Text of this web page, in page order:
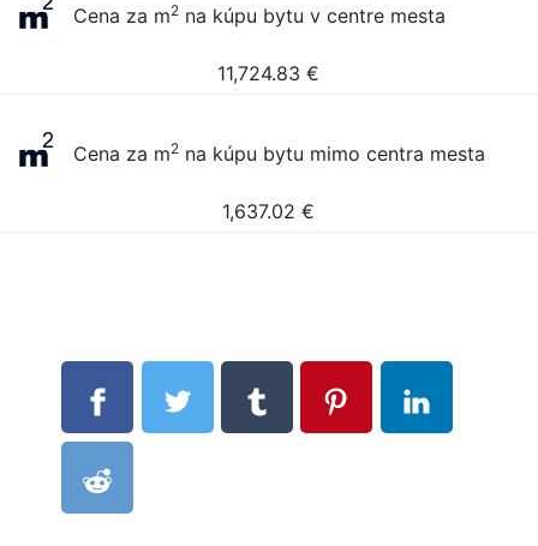
Cena za m2 na kúpu bytu v centre mesta
11,724.83 €
Cena za m2 na kúpu bytu mimo centra mesta
1,637.02 €